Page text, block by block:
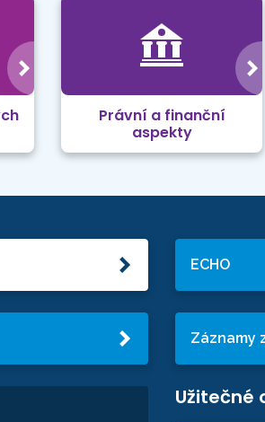
Právní a finanční
aspekty
ECHO
Záznamy
Užitečné